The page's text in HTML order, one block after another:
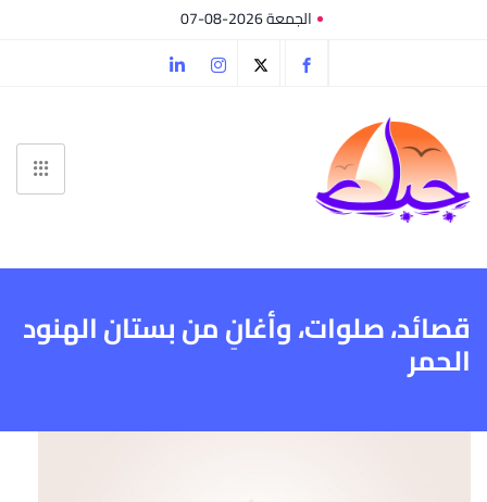
الجمعة 2026-08-07
قصائد، صلوات، وأغانِ من بستان الهنود
الحمر